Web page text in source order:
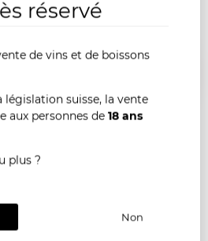
Beau-Séjour Bécot
AU
réservé
de vins et de boissons
suisse, la vente
aux personnes de 18 ans
plus ?
Non